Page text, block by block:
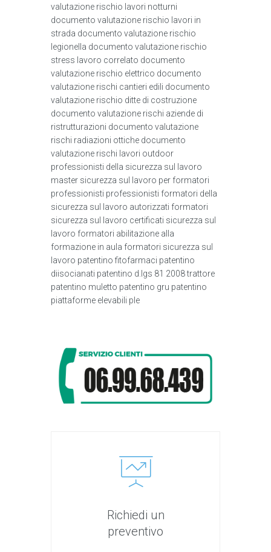
valutazione rischio lavori notturni
documento valutazione rischio lavori in
strada documento valutazione rischio
legionella documento valutazione rischio
stress lavoro correlato documento
valutazione rischio elettrico documento
valutazione rischi cantieri edili documento
valutazione rischio ditte di costruzione
documento valutazione rischi aziende di
ristrutturazioni documento valutazione
rischi radiazioni ottiche documento
valutazione rischi lavori outdoor
professionisti della sicurezza sul lavoro
master sicurezza sul lavoro per formatori
professionisti professionisti formatori della
sicurezza sul lavoro autorizzati formatori
sicurezza sul lavoro certificati sicurezza sul
lavoro formatori abilitazione alla
formazione in aula formatori sicurezza sul
lavoro patentino fitofarmaci patentino
diisocianati patentino d.lgs 81 2008 trattore
patentino muletto patentino gru patentino
piattaforme elevabili ple
Richiedi un
preventivo